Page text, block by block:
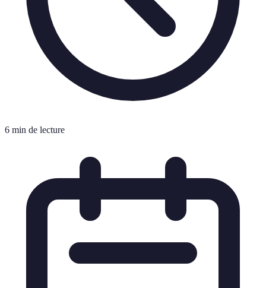
6 min de lecture